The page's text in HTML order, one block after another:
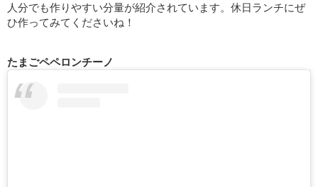
人分でも作りやすい分量が紹介されています。休日ランチにぜ
ひ作ってみてくださいね！
たまごペペロンチーノ